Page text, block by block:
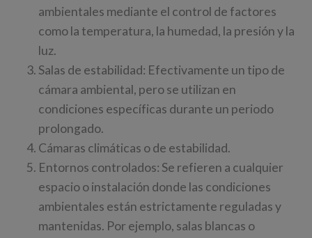
ambientales mediante el control de factores
como la temperatura, la humedad, la presión y la
luz.
Salas de estabilidad: Efectivamente un tipo de
cámara ambiental, pero se utilizan en
condiciones específicas durante un periodo
prolongado.
Cámaras climáticas o de estabilidad.
Entornos controlados: Se refieren a cualquier
espacio o instalación donde las condiciones
ambientales están estrictamente reguladas y
mantenidas. Por ejemplo, salas blancas o